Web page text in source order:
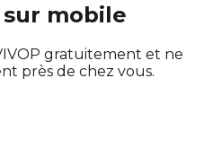
mobile
gratuitement et ne
près de chez vous.